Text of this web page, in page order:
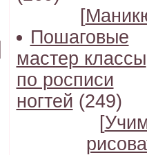
[
Пошаговые
мастер классы
по росписи
ногтей (249)
[